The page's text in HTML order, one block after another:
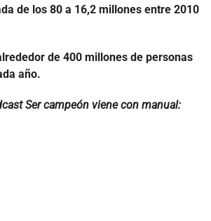
de los 80 a 16,2 millones entre 2010
de 400 millones de personas
año.
Ser campeón viene con manual: